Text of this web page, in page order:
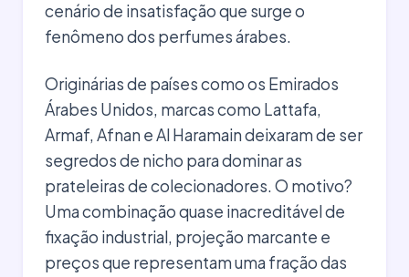
cenário de insatisfação que surge o
fenômeno dos perfumes árabes.
Originárias de países como os Emirados
Árabes Unidos, marcas como Lattafa,
Armaf, Afnan e Al Haramain deixaram de ser
segredos de nicho para dominar as
prateleiras de colecionadores. O motivo?
Uma combinação quase inacreditável de
fixação industrial, projeção marcante e
preços que representam uma fração das